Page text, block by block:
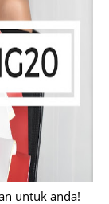
untuk anda!